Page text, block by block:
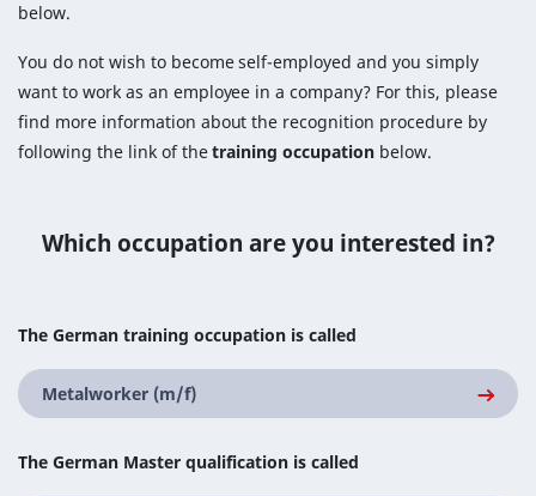
below.
You do not wish to become self-employed and you simply
want to work as an employee in a company? For this, please
find more information about the recognition procedure by
following the link of thetraining occupation below.
Which occupation are you interested in?
The German training occupation is called
Metalworker (m/f)
The German Master qualification is called